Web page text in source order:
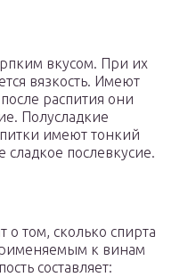
вкусом. При их
вязкость. Имеют
распития они
Полусладкие
имеют тонкий
сладкое послевкусие.
о том, сколько спирта
к винам
составляет: